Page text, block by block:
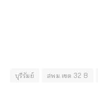
บุรีรัมย์ สพม.เขต 32 8